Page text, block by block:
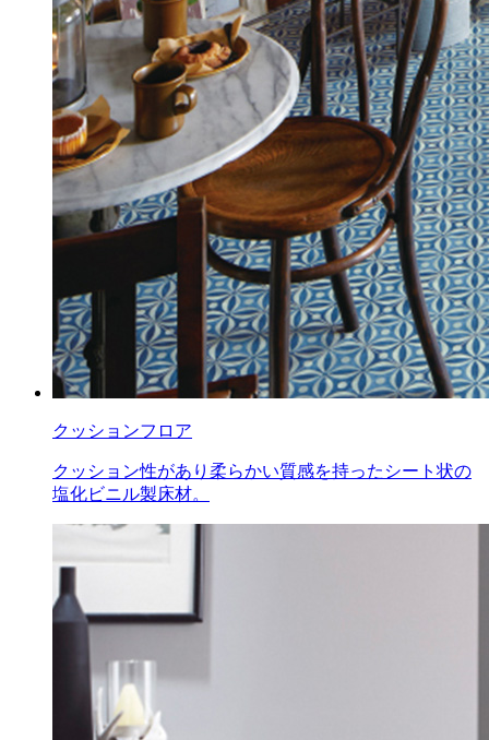
クッションフロア
クッション性があり柔らかい質感を持ったシート状の
塩化ビニル製床材。